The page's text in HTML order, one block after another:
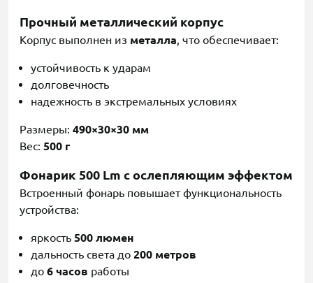
Прочный металлический корпус
Корпус выполнен из металла, что обеспечивает:
устойчивость к ударам
долговечность
надежность в экстремальных условиях
Размеры: 490×30×30 мм
Вес: 500 г
Фонарик 500 Lm с ослепляющим эффектом
Встроенный фонарь повышает функциональность
устройства:
яркость 500 люмен
дальность света до 200 метров
до 6 часов работы